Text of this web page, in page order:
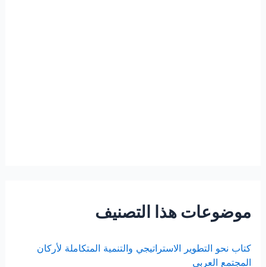
موضوعات هذا التصنيف
كتاب نحو التطوير الاستراتيجي والتنمية المتكاملة لأركان
المجتمع العربي